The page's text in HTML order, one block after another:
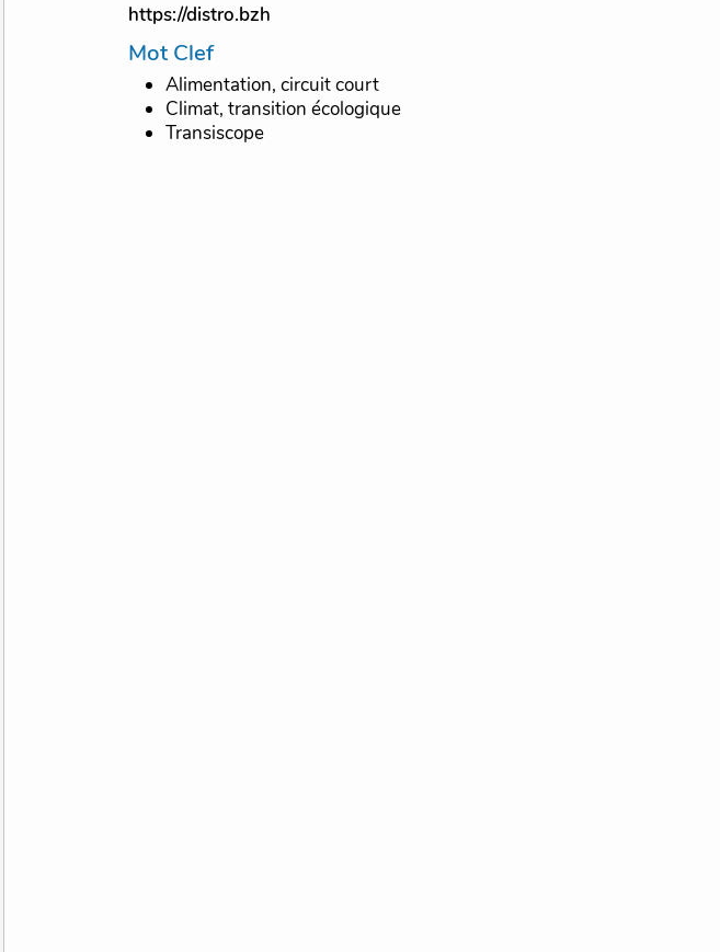
https://distro.bzh
Mot Clef
Alimentation, circuit court
Climat, transition écologique
Transiscope